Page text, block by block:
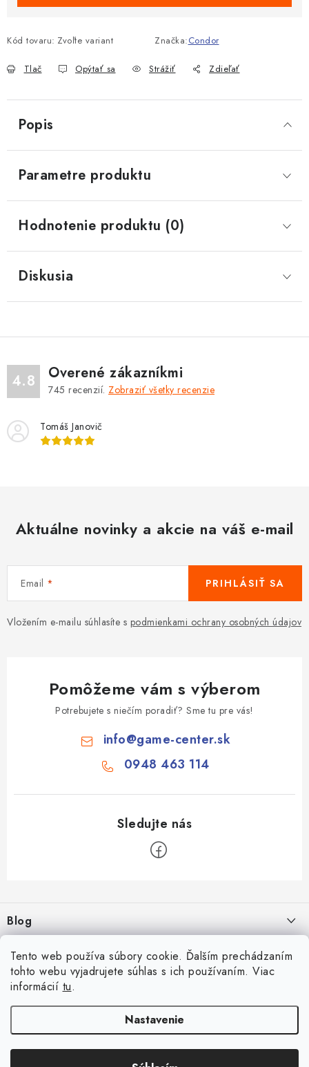
Tento web používa súbory cookie. Ďalším prechádzaním
tohto webu vyjadrujete súhlas s ich používaním. Viac
informácií tu.
Nastavenie
Kód tovaru: Zvoľte variant Značka:Condor
Tlač Opýtať sa Strážiť Zdieľať
Popis
Parametre produktu
Hodnotenie produktu (0)
Diskusia
4.8 Overené zákazníkmi
745 recenzií. Zobraziť všetky recenzie
Tomáš Janovič
Aktuálne novinky a akcie na váš e-mail
Email
Vložením e-mailu súhlasíte s podmienkami ochrany osobných údajov
PRIHLÁSIŤ SA
Pomôžeme vám s výberom
Potrebujete s niečím poradiť? Sme tu pre vás!
info@game-center.sk
0948 463 114
p
ä
Blog
Aké druhy biliardu existujú? Kompletný prehľad biliardových hier
16.4.2026
Rozmery biliardového stola
26.6.2025
Facebook
Zákaznícky účet
Všeobecné obchodné podmienky